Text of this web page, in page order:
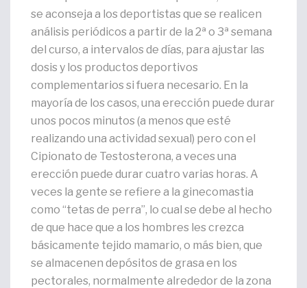
se aconseja a los deportistas que se realicen
análisis periódicos a partir de la 2ª o 3ª semana
del curso, a intervalos de días, para ajustar las
dosis y los productos deportivos
complementarios si fuera necesario. En la
mayoría de los casos, una erección puede durar
unos pocos minutos (a menos que esté
realizando una actividad sexual) pero con el
Cipionato de Testosterona, a veces una
erección puede durar cuatro varias horas. A
veces la gente se refiere a la ginecomastia
como “tetas de perra”, lo cual se debe al hecho
de que hace que a los hombres les crezca
básicamente tejido mamario, o más bien, que
se almacenen depósitos de grasa en los
pectorales, normalmente alrededor de la zona